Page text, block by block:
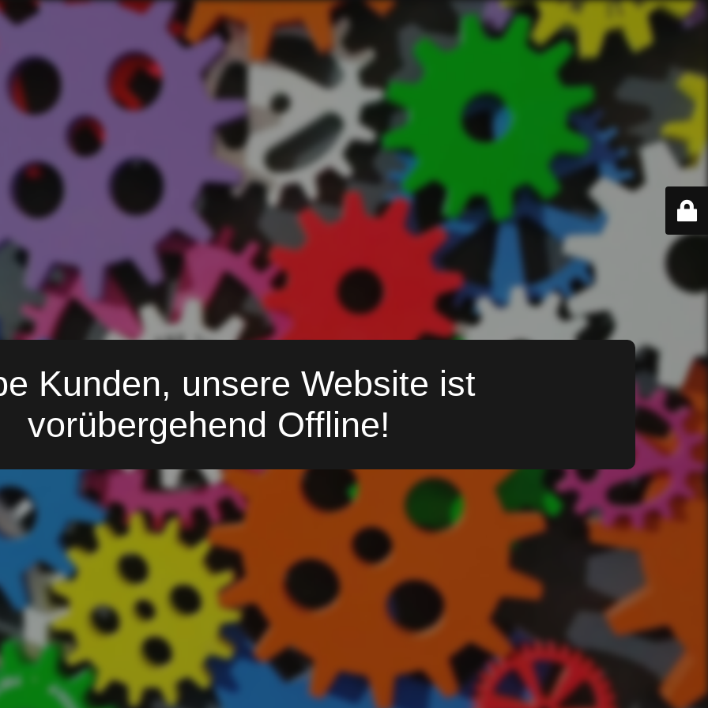
Kunden, unsere Website ist
vorübergehend Offline!